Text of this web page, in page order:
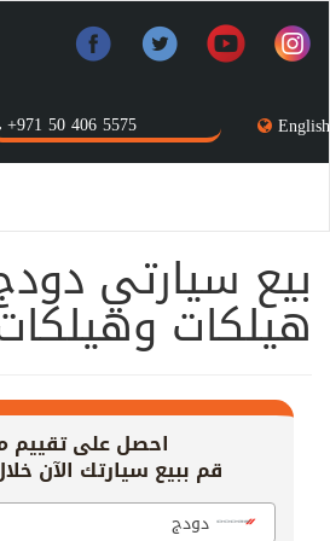
English
+971 50 406 5575
بيع سيارتي
هيلكات
احصل على تقييم
قم ببيع سيارتك الآن خلال 20
دودج